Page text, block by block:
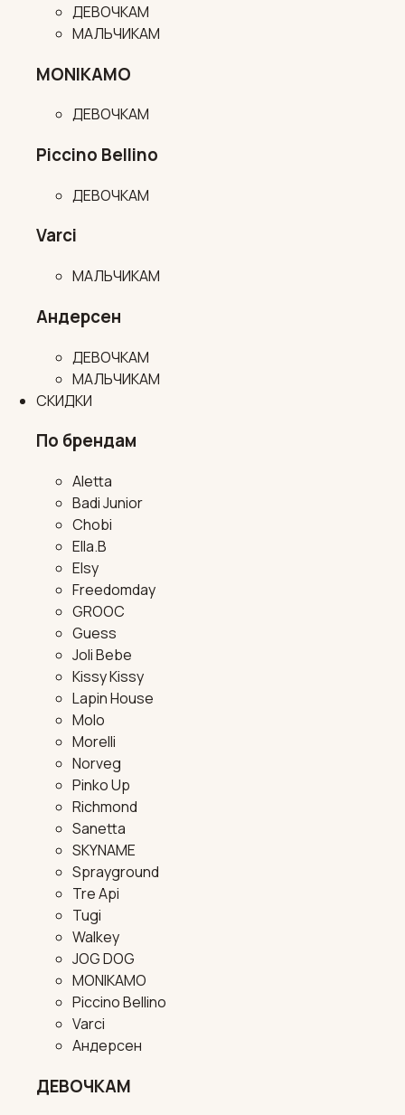
ДЕВОЧКАМ
МАЛЬЧИКАМ
MONIKAMO
ДЕВОЧКАМ
Piccino Bellino
ДЕВОЧКАМ
Varci
МАЛЬЧИКАМ
Андерсен
ДЕВОЧКАМ
МАЛЬЧИКАМ
СКИДКИ
По брендам
Aletta
Badi Junior
Chobi
Ella.B
Elsy
Freedomday
GROOC
Guess
Joli Bebe
Kissy Kissy
Lapin House
Molo
Morelli
Norveg
Pinko Up
Richmond
Sanetta
SKYNAME
Sprayground
Tre Api
Tugi
Walkey
JOG DOG
MONIKAMO
Piccino Bellino
Varci
Андерсен
ДЕВОЧКАМ